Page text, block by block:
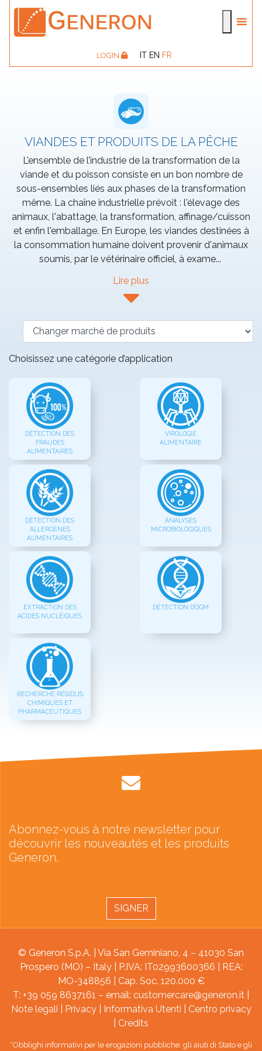
LOGIN IT EN FR
VIANDES ET PRODUITS DE LA PÊCHE
L’ensemble de l’industrie de la transformation de la
viande et du poisson consiste en un bon nombre de
sous-ensembles liés aux phases de la transformation
même. La chaîne industrielle prévoit : l'élevage des
animaux, l'abattage, la transformation, affinage/cuisson
et enfin l'emballage. En Europe, les viandes destinées à
la consommation humaine doivent provenir d'animaux
soumis, par le vétérinaire officiel, à exame...
Lire plus
Choisissez une catégorie d’application
DÉTECTION DES
FRAUDES
ALIMENTAIRES
VIROLOGIE
ALIMENTAIRE
DÉTECTION DES
ALLERGÈNES
ALIMENTAIRES
ANALYSES
MICROBIOLOGIQUES
EXTRACTION DES
ACIDES NUCLÉIQUES
DÉTECTION D'OGM
RECHERCHE RÉSIDUS
CHIMIQUES ET
PHARMACEUTIQUES
Abonnez-vous à notre newsletter pour
découvrir les nouveautés et les produits
Generon.
SIGNER
© Generon S.p.A. | Via San Geminiano, 4 – 41030 San
Prospero (MO) – Italy | P.IVA: IT02993600366 | REA:
MO-348856 | Cap. Soc. 120.000 €
T: +39 059 8637161 – email: customercare@generon.it
Note legali
Privacy| Informativa Utenti
Centro privacy
Credits
“Obblighi informativi per le erogazioni pubbliche: gli aiuti di Stato e gli